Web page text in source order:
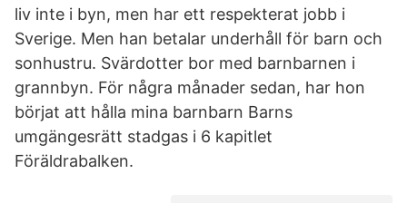
liv inte i byn, men har ett respekterat jobb i
Sverige. Men han betalar underhåll för barn och
sonhustru. Svärdotter bor med barnbarnen i
grannbyn. För några månader sedan, har hon
börjat att hålla mina barnbarn Barns
umgängesrätt stadgas i 6 kapitlet
Föräldrabalken.